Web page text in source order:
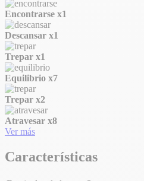
Encontrarse x1
Descansar x1
Trepar x1
Equilibrio x7
Trepar x2
Atravesar x8
Ver más
Características